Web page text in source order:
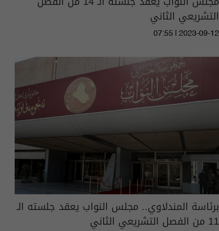
التشريعي الثاني
07:55 | 2023-09-12
برئاسة المندلاوي.. مجلس النواب يعقد جلسته الـ
11 من الفصل التشريعي الثاني